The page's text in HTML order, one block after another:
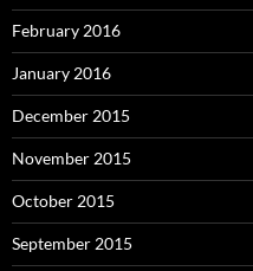
February 2016
January 2016
December 2015
November 2015
October 2015
September 2015